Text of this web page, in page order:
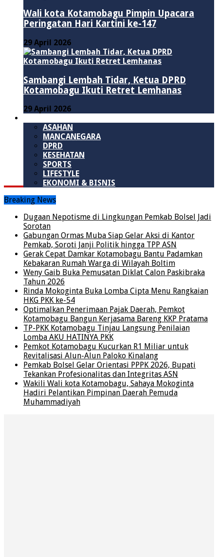
Wali kota Kotamobagu Pimpin Upacara
Peringatan Hari Kartini ke-147
29 April 2026
Sambangi Lembah Tidar, Ketua DPRD
Kotamobagu Ikuti Retret Lemhanas
29 April 2026
ASAHAN
MANCANEGARA
DPRD
KESEHATAN
SPORTS
LIFESTYLE
EKONOMI & BISNIS
Breaking News
Dugaan Nepotisme di Lingkungan Pemkab Bolsel Jadi
Sorotan
Gabungan Ormas Muba Siap Gelar Aksi di Kantor
Pemkab, Soroti Janji Politik hingga TPP ASN
Gerak Cepat Damkar Kotamobagu Bantu Padamkan
Kebakaran Rumah Warga di Wilayah Boltim
Weny Gaib Buka Pemusatan Diklat Calon Paskibraka
Tahun 2026
Rinda Mokoginta Buka Lomba Cipta Menu Rangkaian
HKG PKK ke-54
Optimalkan Penerimaan Pajak Daerah, Pemkot
Kotamobagu Bangun Kerjasama Bareng KKP Pratama
TP-PKK Kotamobagu Tinjau Langsung Penilaian
Lomba AKU HATINYA PKK
Pemkot Kotamobagu Kucurkan R1 Miliar untuk
Revitalisasi Alun-Alun Paloko Kinalang
Pemkab Bolsel Gelar Orientasi PPPK 2026, Bupati
Tekankan Profesionalitas dan Integritas ASN
Wakili Wali kota Kotamobagu, Sahaya Mokoginta
Hadiri Pelantikan Pimpinan Daerah Pemuda
Muhammadiyah